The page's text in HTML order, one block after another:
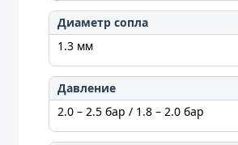
Диаметр сопла
1.3 мм
Давление
2.0 – 2.5 бар / 1.8 – 2.0 бар